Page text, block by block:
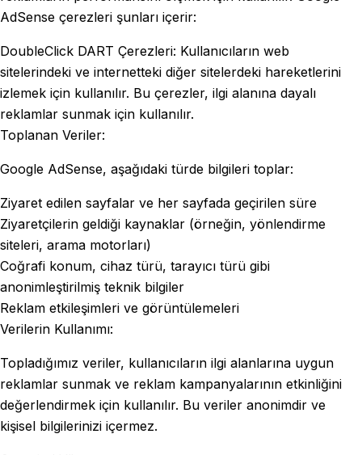
AdSense çerezleri şunları içerir:
DoubleClick DART Çerezleri: Kullanıcıların web
sitelerindeki ve internetteki diğer sitelerdeki hareketlerini
izlemek için kullanılır. Bu çerezler, ilgi alanına dayalı
reklamlar sunmak için kullanılır.
Toplanan Veriler:
Google AdSense, aşağıdaki türde bilgileri toplar:
Ziyaret edilen sayfalar ve her sayfada geçirilen süre
Ziyaretçilerin geldiği kaynaklar (örneğin, yönlendirme
siteleri, arama motorları)
Coğrafi konum, cihaz türü, tarayıcı türü gibi
anonimleştirilmiş teknik bilgiler
Reklam etkileşimleri ve görüntülemeleri
Verilerin Kullanımı:
Topladığımız veriler, kullanıcıların ilgi alanlarına uygun
reklamlar sunmak ve reklam kampanyalarının etkinliğini
değerlendirmek için kullanılır. Bu veriler anonimdir ve
kişisel bilgilerinizi içermez.